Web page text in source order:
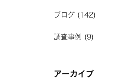
ブログ (142)
調査事例 (9)
アーカイブ